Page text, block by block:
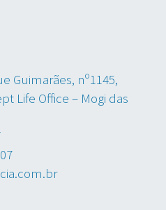
Guimarães, nº1145,
Life Office – Mogi das